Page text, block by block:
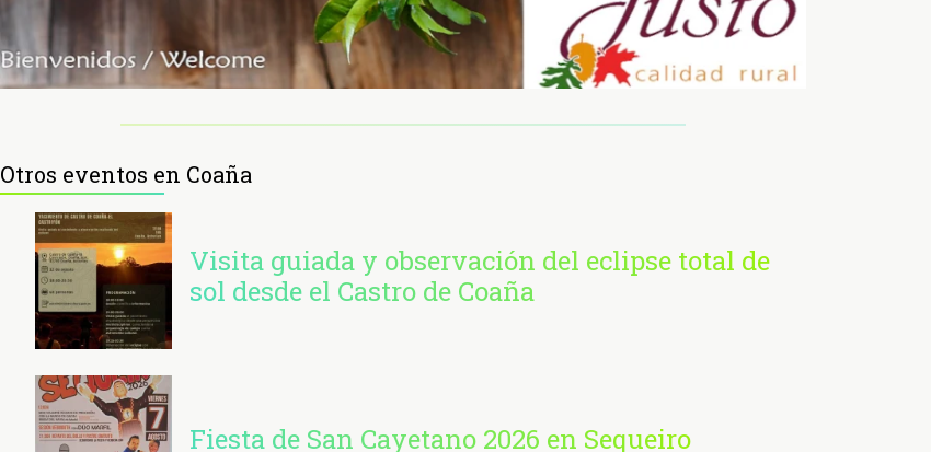
Otros eventos en Coaña
Visita guiada y observación del eclipse total de
sol desde el Castro de Coaña
Fiesta de San Cayetano 2026 en Sequeiro